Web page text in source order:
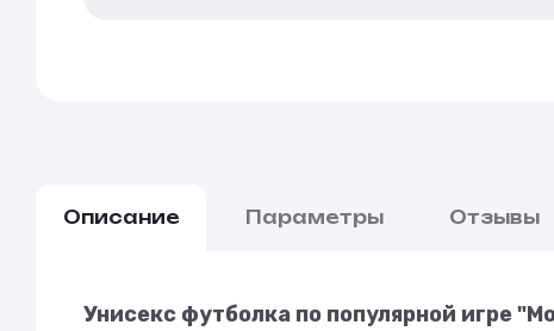
Описание Параметры Отзывы
Унисекс футболка по популярной игре